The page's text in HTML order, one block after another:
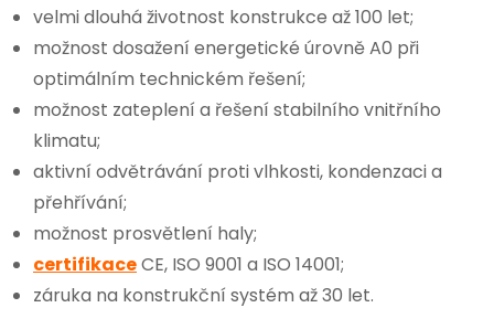
velmi dlouhá životnost konstrukce až 100 let;
možnost dosažení energetické úrovně A0 při
optimálním technickém řešení;
možnost zateplení a řešení stabilního vnitřního
klimatu;
aktivní odvětrávání proti vlhkosti, kondenzaci a
přehřívání;
možnost prosvětlení haly;
certifikaceCE, ISO 9001 a ISO 14001;
záruka na konstrukční systém až 30 let.